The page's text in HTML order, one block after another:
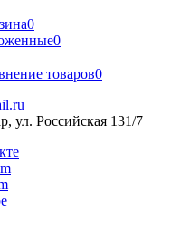
0
0
товаров0
ул. Российская 131/7